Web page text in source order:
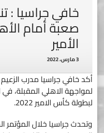
خافي جراسيا :
صعبة أمام
الأمير
3 مارس، 2022
أكد خافي جراسيا مدرب
لمواجهة الاهلي المقبلة، في
لبطولة كأس الامير 2022.
وتحدث جراسيا خلال المؤتمر